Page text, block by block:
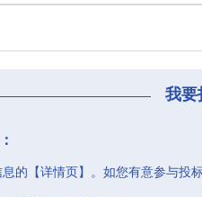
我要
的【详情页】。如您有意参与投